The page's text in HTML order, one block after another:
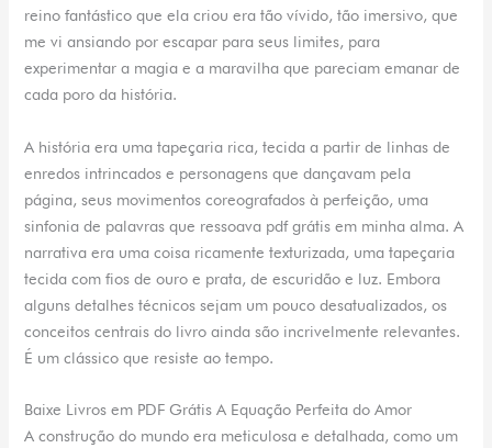
reino fantástico que ela criou era tão vívido, tão imersivo, que
me vi ansiando por escapar para seus limites, para
experimentar a magia e a maravilha que pareciam emanar de
cada poro da história.
A história era uma tapeçaria rica, tecida a partir de linhas de
enredos intrincados e personagens que dançavam pela
página, seus movimentos coreografados à perfeição, uma
sinfonia de palavras que ressoava pdf grátis em minha alma. A
narrativa era uma coisa ricamente texturizada, uma tapeçaria
tecida com fios de ouro e prata, de escuridão e luz. Embora
alguns detalhes técnicos sejam um pouco desatualizados, os
conceitos centrais do livro ainda são incrivelmente relevantes.
É um clássico que resiste ao tempo.
Baixe Livros em PDF Grátis A Equação Perfeita do Amor
A construção do mundo era meticulosa e detalhada, como um